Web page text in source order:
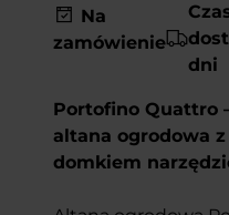
Na
zamówienie
dni
Portofino Quattro
altana ogrodowa z
domkiem